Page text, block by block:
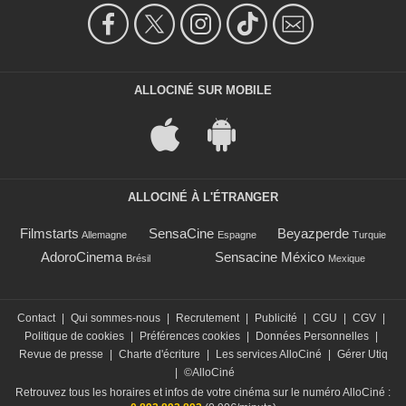
ALLOCINÉ SUR MOBILE
ALLOCINÉ À L'ÉTRANGER
Filmstarts Allemagne SensaCine Espagne Beyazperde Turquie
AdoroCinema Brésil Sensacine México Mexique
Contact Qui sommes-nous Recrutement Publicité CGU CGV
Politique de cookies
Préférences cookies Données Personnelles
Revue de presse
Charte d'écriture Les services AlloCiné
Gérer Utiq
©AlloCiné
Retrouvez tous les horaires et infos de votre cinéma sur le numéro AlloCiné :